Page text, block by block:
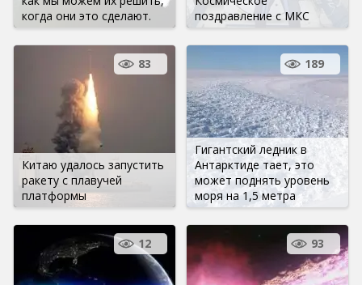
когда они это сделают.
поздравление с МКС
Китаю удалось запустить
ракету с плавучей
платформы
83
Гигантский ледник в
Антарктиде тает, это
может поднять уровень
моря на 1,5 метра
189
12 93